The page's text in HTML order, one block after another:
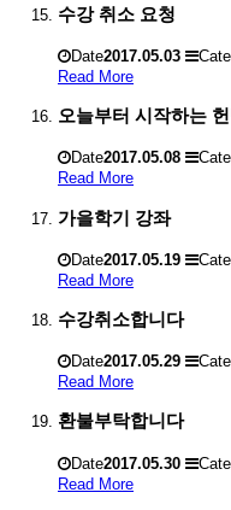
수강 취소 요청
Date2017.05.03
Read More
오늘부터 시작하는
Date2017.05.08
Read More
가을학기 강좌
Date2017.05.19
Read More
수강취소합니다
Date2017.05.29
Read More
환불부탁합니다
Date2017.05.30
Read More